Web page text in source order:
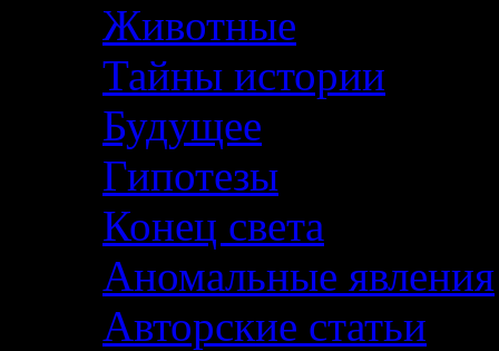
Животные
Тайны истории
Будущее
Гипотезы
Конец света
Аномальные явления
Авторские статьи